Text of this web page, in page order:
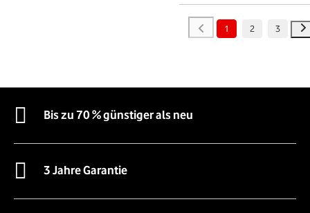
1 2 3
Bis zu 70 % günstiger als neu
3 Jahre Garantie